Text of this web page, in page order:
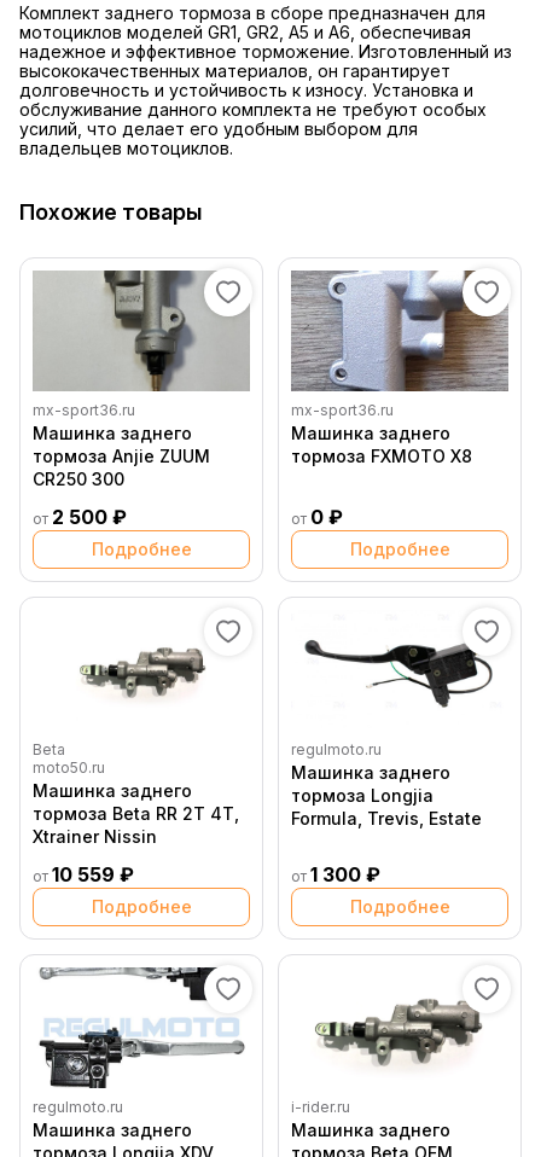
Комплект заднего тормоза в сборе предназначен для
мотоциклов моделей GR1, GR2, A5 и A6, обеспечивая
надежное и эффективное торможение. Изготовленный из
высококачественных материалов, он гарантирует
долговечность и устойчивость к износу. Установка и
обслуживание данного комплекта не требуют особых
усилий, что делает его удобным выбором для
владельцев мотоциклов.
Похожие товары
mx-sport36.ru
Машинка заднего
тормоза Anjie ZUUM
CR250 300
от 2 500 ₽
Подробнее
mx-sport36.ru
Машинка заднего
тормоза FXMOTO X8
от 0 ₽
Подробнее
Beta
moto50.ru
Машинка заднего
тормоза Beta RR 2T 4T,
Xtrainer Nissin
от 10 559 ₽
Подробнее
regulmoto.ru
Машинка заднего
тормоза Longjia
Formula, Trevis, Estate
от 1 300 ₽
Подробнее
regulmoto.ru
Машинка заднего
тормоза Longjia XDV
i-rider.ru
Машинка заднего
тормоза Beta OEM